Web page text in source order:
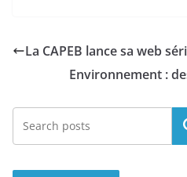
La CAPEB lance sa web
Environnement :